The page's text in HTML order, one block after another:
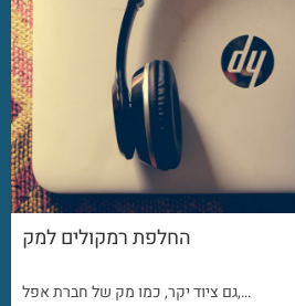
החלפת רמקולים למק
גם ציוד יקר, כמו מק של חברת אפל,…